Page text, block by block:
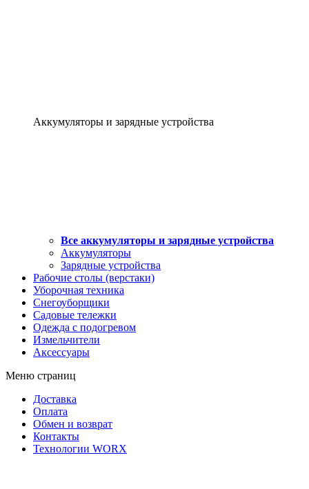
Аккумуляторы и зарядные устройства
Все аккумуляторы и зарядные устройства
Аккумуляторы
Зарядные устройства
Рабочие столы (верстаки)
Уборочная техника
Снегоуборщики
Садовые тележки
Одежда с подогревом
Измельчители
Аксессуары
Меню страниц
Доставка
Оплата
Обмен и возврат
Контакты
Технологии WORX